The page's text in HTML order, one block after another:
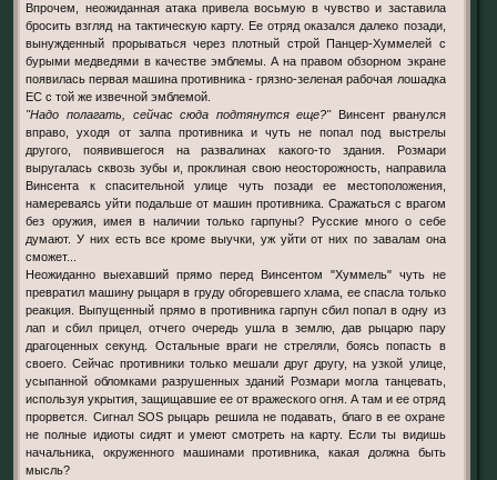
Впрочем, неожиданная атака привела восьмую в чувство и заставила
бросить взгляд на тактическую карту. Ее отряд оказался далеко позади,
вынужденный прорываться через плотный строй Панцер-Хуммелей с
бурыми медведями в качестве эмблемы. А на правом обзорном экране
появилась первая машина противника - грязно-зеленая рабочая лошадка
ЕС с той же извечной эмблемой.
"Надо полагать, сейчас сюда подтянутся еще?"Винсент рванулся
вправо, уходя от залпа противника и чуть не попал под выстрелы
другого, появившегося на развалинах какого-то здания. Розмари
выругалась сквозь зубы и, проклиная свою неосторожность, направила
Винсента к спасительной улице чуть позади ее местоположения,
намереваясь уйти подальше от машин противника. Сражаться с врагом
без оружия, имея в наличии только гарпуны? Русские много о себе
думают. У них есть все кроме выучки, уж уйти от них по завалам она
сможет...
Неожиданно выехавший прямо перед Винсентом "Хуммель" чуть не
превратил машину рыцаря в груду обгоревшего хлама, ее спасла только
реакция. Выпущенный прямо в противника гарпун сбил попал в одну из
лап и сбил прицел, отчего очередь ушла в землю, дав рыцарю пару
драгоценных секунд. Остальные враги не стреляли, боясь попасть в
своего. Сейчас противники только мешали друг другу, на узкой улице,
усыпанной обломками разрушенных зданий Розмари могла танцевать,
используя укрытия, защищавшие ее от вражеского огня. А там и ее отряд
прорвется. Сигнал SOS рыцарь решила не подавать, благо в ее охране
не полные идиоты сидят и умеют смотреть на карту. Если ты видишь
начальника, окруженного машинами противника, какая должна быть
мысль?